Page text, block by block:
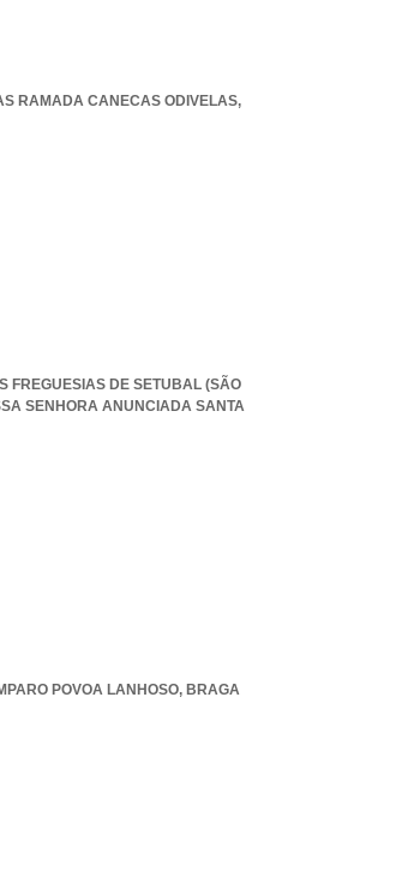
RAMADA CANECAS ODIVELAS,
FREGUESIAS DE SETUBAL (SÃO
SENHORA ANUNCIADA SANTA
POVOA LANHOSO, BRAGA